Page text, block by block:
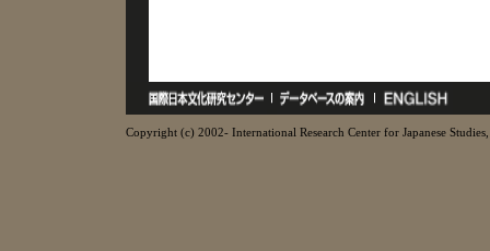
Copyright (c) 2002- International Research Center for Japanese